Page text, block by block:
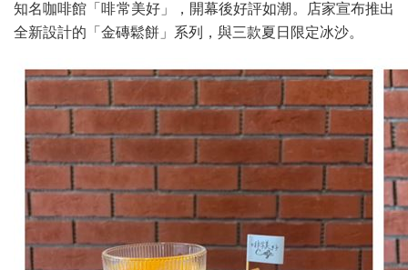
知名咖啡館「啡常美好」，開幕後好評如潮。店家宣布推出
全新設計的「金磚鬆餅」系列，與三款夏日限定冰沙。